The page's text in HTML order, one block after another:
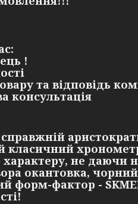
!
та відповідь
консультація
справжній
класичний
не даючи
окантовка,
форм-фактор -